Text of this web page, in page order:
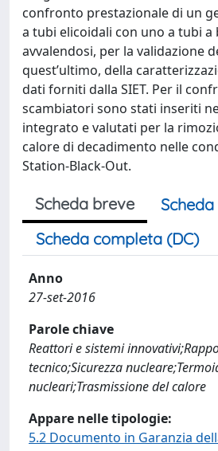
confronto prestazionale di un
a tubi elicoidali con uno a tubi a
avvalendosi, per la validazione
quest’ultimo, della
dati forniti dalla SIET. Per il
scambiatori sono stati inseriti
integrato e valutati per la
calore di decadimento nelle
Station-Black-Out.
Scheda breve
Scheda completa (DC)
Anno
27-set-2016
Parole chiave
Reattori e sistemi
tecnico;Sicurezza
nucleari;Trasmissione del calore
Appare nelle tipologie:
5.2 Documento in Garanzia